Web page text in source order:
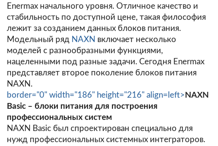
Enermax начального уровня. Отличное качество и
стабильность по доступной цене, такая философия
лежит за созданием данных блоков питания.
Модельный ряд NAXN включает несколько
моделей с разнообразными функциями,
нацеленными под разные задачи. Сегодня Enermax
представляет второе поколение блоков питания
NAXN.
border="0" width="186" height="216" align=left> NAXN
Basic – блоки питания для построения
профессиональных систем
NAXN Basic был спроектирован специально для
нужд профессиональных системных интеграторов.